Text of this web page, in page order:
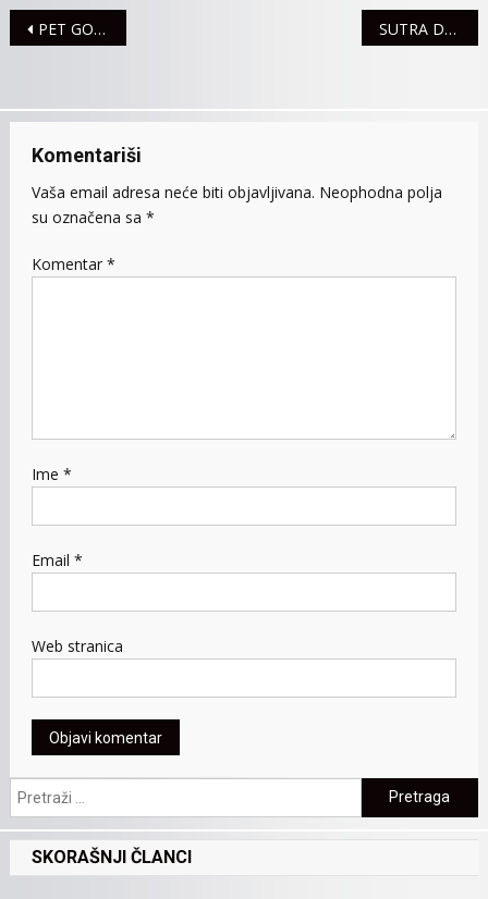
Navigacija
PET GODINA OD USPEŠNE ODBRANE GRADA OD POPLAVNOG TALASA SUTRA DEO GRADA BEZ VODE
Komentariši
Vaša email adresa neće biti objavljivana. Neophodna polja
su označena sa *
Komentar *
Ime *
Email *
Web stranica
Pretraga:
SKORAŠNJI ČLANCI